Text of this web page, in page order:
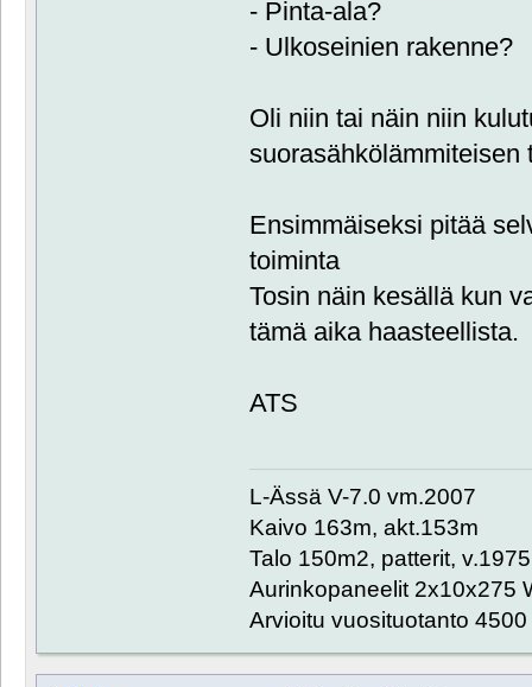
- Pinta-ala?
- Ulkoseinien rakenne?
Oli niin tai näin niin
suorasähkölämmiteisen
Ensimmäiseksi pitää
toiminta
Tosin näin kesällä kun
tämä aika haasteellista.
ATS
L-Ässä V-7.0 vm.2007
Kaivo 163m, akt.153m
Talo 150m2, patterit, v.1975
Aurinkopaneelit 2x10x275
Arvioitu vuosituotanto